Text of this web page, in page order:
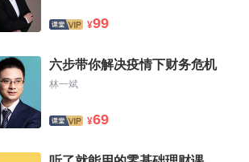
而中性的货币政策则是在经济增长与物
平衡，但如何制定政策以实现这种均衡
实证研究，发现在各种影响物价水平和
真实利率是唯一能与物价和经济增长保
量，并在此基础上提出了货币政策的一
则。泰勒规则认为，
¥99
六步带你解决疫情下财务危机
林一斌
¥69